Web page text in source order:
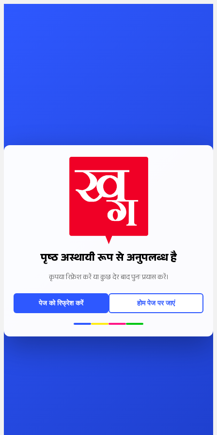
पृष्ठ अस्थायी रूप से अनुपलब्ध है
कृपया रिफ्रेश करें या कुछ देर बाद पुनः प्रयास करें।
पेज को रिफ्रेश करें होम पेज पर जाएं